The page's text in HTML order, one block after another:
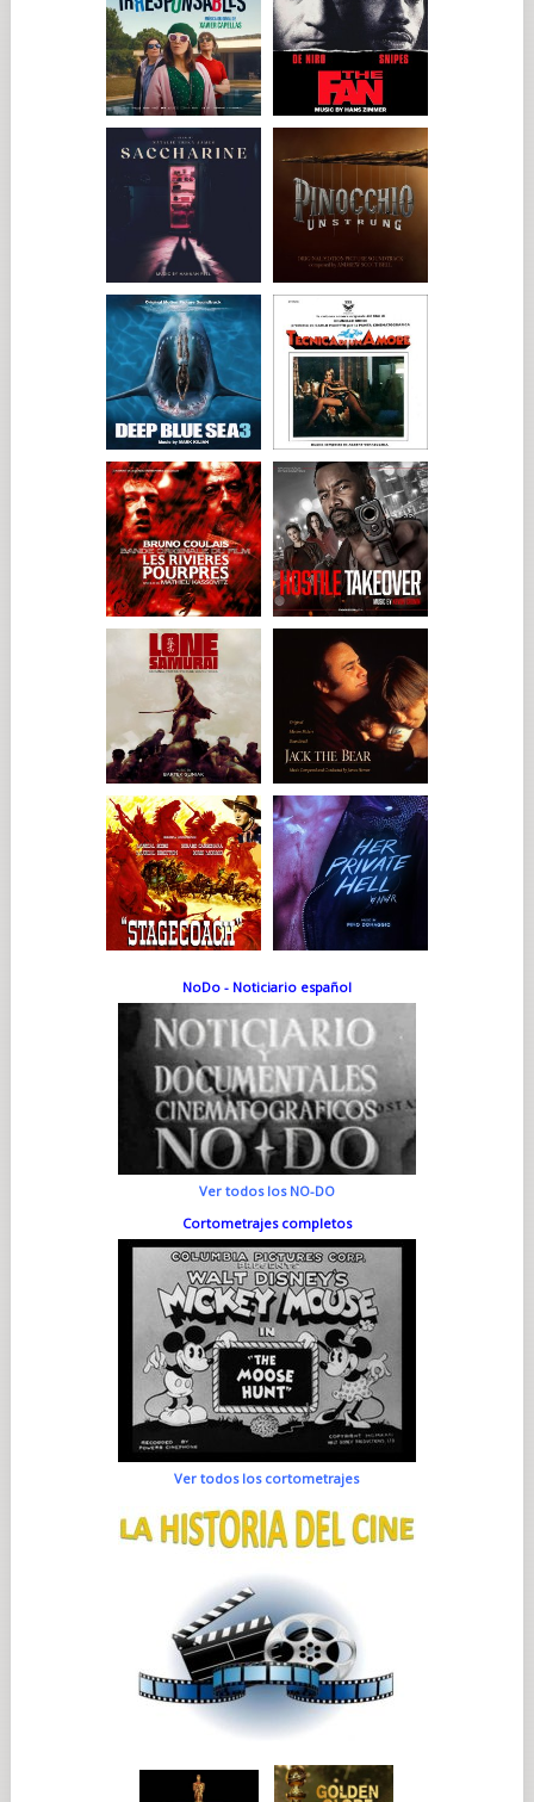
NoDo - Noticiario español
Ver todos los NO-DO
Cortometrajes completos
Ver todos los cortometrajes